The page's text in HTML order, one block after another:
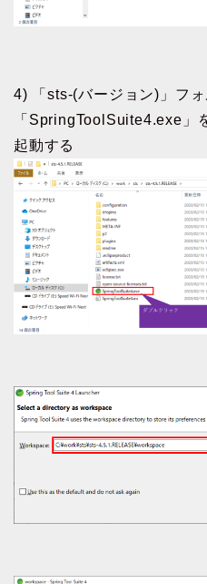
4) 「sts-(バージョン)」フ
「SpringToolSuite4.exe」
起動する